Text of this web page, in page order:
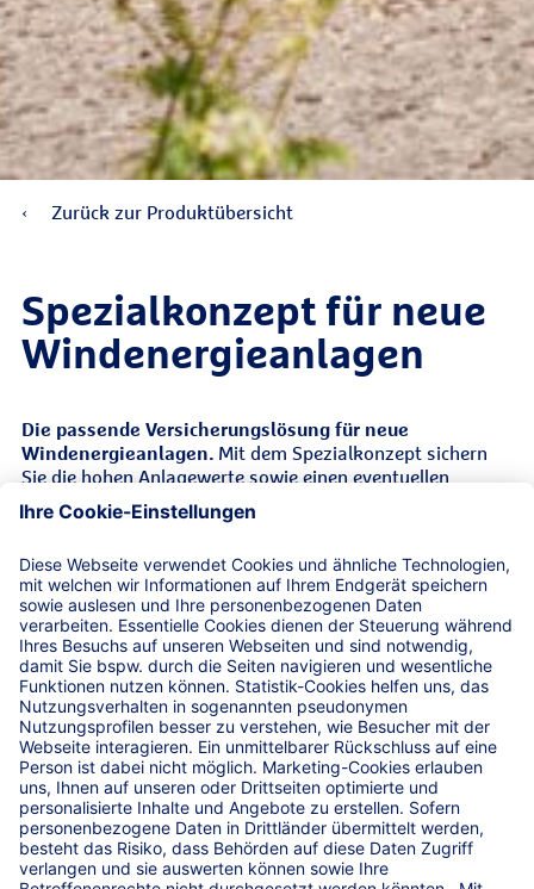
Zurück zur Produktübersicht
Spezial­konzept für neue
Wind­energieanlagen
Die passende Versicherungslösung für neue
Windenergieanlagen. Mit dem Spezialkonzept sichern
Sie die hohen Anlagewerte sowie einen eventuellen
finanziellen Ausfall durch unvorhergesehene Sachschäden
ab.
Leistungen
Versicherungsvoraussetzungen
Service-Hotline
Unsere Standorte